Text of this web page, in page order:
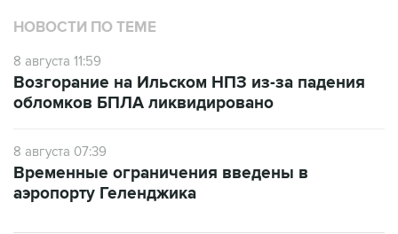
НОВОСТИ ПО ТЕМЕ
8 августа 11:59
Возгорание на Ильском НПЗ из-за падения
обломков БПЛА ликвидировано
8 августа 07:39
Временные ограничения введены в
аэропорту Геленджика